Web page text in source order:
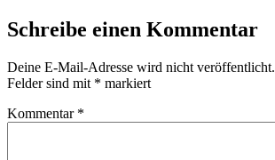
Schreibe einen Kommentar
Deine E-Mail-Adresse wird nicht veröffentlicht.
Felder sind mit * markiert
Kommentar *